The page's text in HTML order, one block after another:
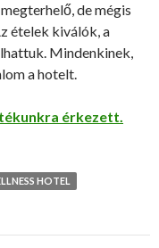
de mégis
ételek kiválók, a
Mindenkinek,
a hotelt.
érkezett.
HOTEL